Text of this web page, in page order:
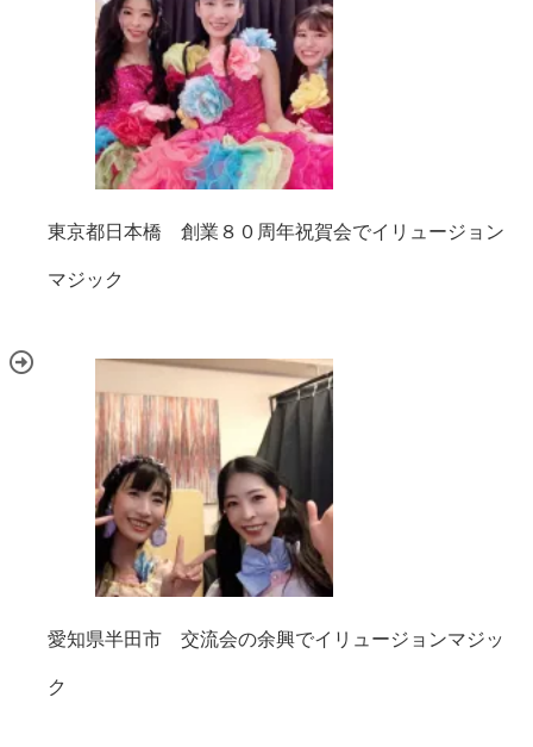
東京都日本橋 創業８０周年祝賀会でイリュージョン
マジック
愛知県半田市 交流会の余興でイリュージョンマジッ
ク